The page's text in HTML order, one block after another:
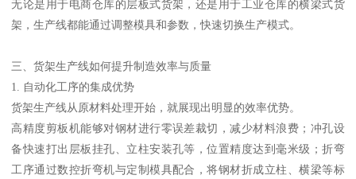
无论是用于电商仓库的层板式货架，还是用于工业仓库的横梁式货
架，生产线都能通过调整模具和参数，快速切换生产模式。
三、货架生产线如何提升制造效率与质量
1. 自动化工序的集成优势
货架生产线从原材料处理开始，就展现出明显的效率优势。
高精度剪板机能够对钢材进行零误差裁切，减少材料浪费；冲孔设
备快速打出层板挂孔、立柱安装孔等，位置精度达到毫米级；折弯
工序通过数控折弯机与定制模具配合，将钢材折成立柱、横梁等标